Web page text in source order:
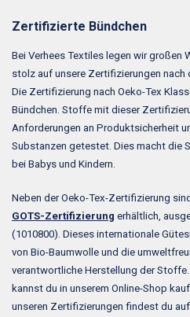
Zertifizierte Bündchen
Bei Verhees Textiles legen wir großen
stolz auf unsere Zertifizierungen nach
Die Zertifizierung nach Oeko-Tex
Bündchen. Stoffe mit dieser
Anforderungen an Produktsicherheit
Substanzen getestet. Dies macht die
bei Babys und Kindern.
Neben der Oeko-Tex-Zertifizierung
GOTS-Zertifizierung erhältlich,
(1010800). Dieses internationale
von Bio-Baumwolle und die
verantwortliche Herstellung der
kannst du in unserem Online-Shop
unseren Zertifizierungen findest du